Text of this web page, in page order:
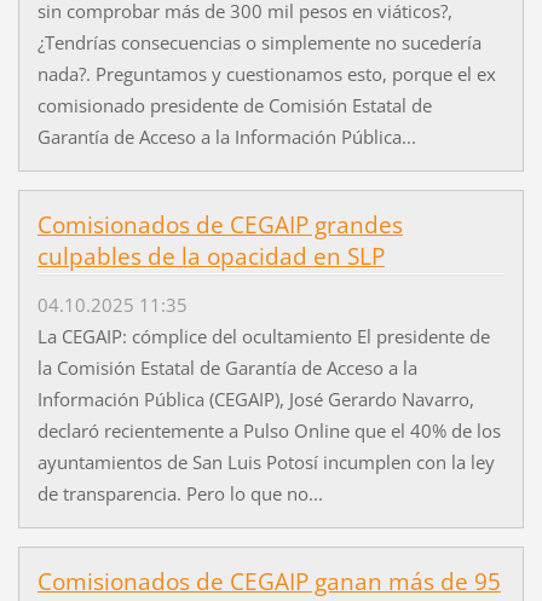
sin comprobar más de 300 mil pesos en viáticos?,
¿Tendrías consecuencias o simplemente no sucedería
nada?. Preguntamos y cuestionamos esto, porque el ex
comisionado presidente de Comisión Estatal de
Garantía de Acceso a la Información Pública...
Comisionados de CEGAIP grandes
culpables de la opacidad en SLP
04.10.2025 11:35
La CEGAIP: cómplice del ocultamiento El presidente de
la Comisión Estatal de Garantía de Acceso a la
Información Pública (CEGAIP), José Gerardo Navarro,
declaró recientemente a Pulso Online que el 40% de los
ayuntamientos de San Luis Potosí incumplen con la ley
de transparencia. Pero lo que no...
Comisionados de CEGAIP ganan más de 95